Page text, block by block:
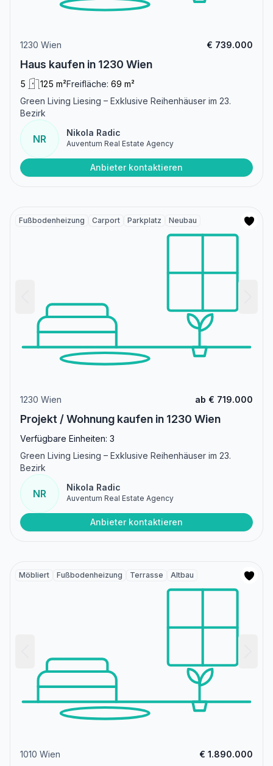
1230 Wien € 739.000
Haus kaufen in 1230 Wien
5 125 m²Freifläche: 69 m²
Green Living Liesing – Exklusive Reihenhäuser im 23.
Bezirk
NR
Nikola Radic
Auventum Real Estate Agency
Anbieter kontaktieren
Fußbodenheizung Carport Parkplatz Neubau
1230 Wien ab € 719.000
Projekt / Wohnung kaufen in 1230 Wien
Verfügbare Einheiten: 3
Green Living Liesing – Exklusive Reihenhäuser im 23.
Bezirk
NR
Nikola Radic
Auventum Real Estate Agency
Anbieter kontaktieren
Möbliert Fußbodenheizung Terrasse Altbau
1010 Wien € 1.890.000